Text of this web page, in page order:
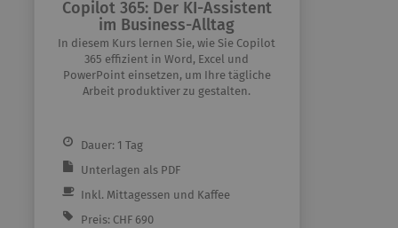
Copilot 365: Der KI-Assistent
im Business-Alltag
In diesem Kurs lernen Sie, wie Sie Copilot
365 effizient in Word, Excel und
PowerPoint einsetzen, um Ihre tägliche
Arbeit produktiver zu gestalten.
Dauer: 1 Tag
Unterlagen als PDF
Inkl. Mittagessen und Kaffee
Preis: CHF 690